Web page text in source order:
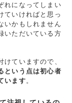
れになってしまい
ていければと思っ
いかもしれません
いただいている方
ていますので、
という点は初心者
います 。